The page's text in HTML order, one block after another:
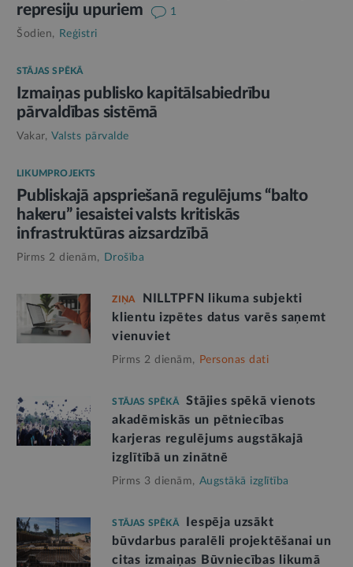
represiju upuriem
1
Šodien, Reģistri
STĀJAS SPĒKĀ
Izmaiņas publisko kapitālsabiedrību
pārvaldības sistēmā
Vakar, Valsts pārvalde
LIKUMPROJEKTS
Publiskajā apspriešanā regulējums “balto
hakeru” iesaistei valsts kritiskās
infrastruktūras aizsardzībā
Pirms 2 dienām, Drošība
ZIŅA
NILLTPFN likuma subjekti
klientu izpētes datus varēs saņemt
vienuviet
Pirms 2 dienām, Personas dati
STĀJAS SPĒKĀ
Stājies spēkā vienots
akadēmiskās un pētniecības
karjeras regulējums augstākajā
izglītībā un zinātnē
Pirms 3 dienām, Augstākā izglītība
STĀJAS SPĒKĀ
Iespēja uzsākt
būvdarbus paralēli projektēšanai un
citas izmaiņas Būvniecības likumā